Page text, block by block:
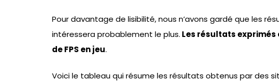
Pour davantage de lisibilité, nous n’avons gardé que les
intéressera probablement le plus. Les résultats
de FPS en jeu.
Voici le tableau qui résume les résultats obtenus par des